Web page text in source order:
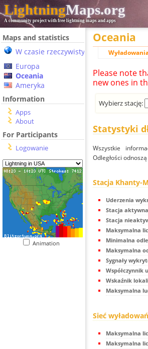
LightningMaps.org
A community project with free lightning maps and apps
Maps and statistics
W czasie rzeczywistym
Europa
Oceania
Ameryka
Information
Apps
About
For Participants
Logowanie
Animation
Oceania
Please note
new ones in
Wybierz stację:
Statystyki
Wszystkie
Odległości
Stacja Khanty-
Uderzenia
Stacja
Stacja
Maksymalna
Minimalna
Maksymalna
Sygnały
Współczynnik
Wskaźnik
Maksymalna
Sieć wyładowań
Maksymalna
Maksymalna